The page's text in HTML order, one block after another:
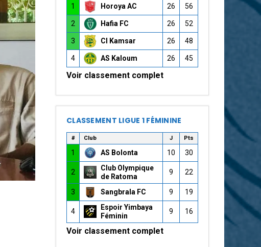
1 Horoya AC 26 56
2 Hafia FC 26 52
3 CI Kamsar 26 48
4 AS Kaloum 26 45
Voir classement complet
CLASSEMENT LIGUE 1 FÉMININE
# Club J Pts
1 AS Bolonta 10 30
2
Club Olympique
de Ratoma
9 22
3 Sangbrala FC 9 19
4
Espoir Yimbaya
Féminin
9 16
Voir classement complet